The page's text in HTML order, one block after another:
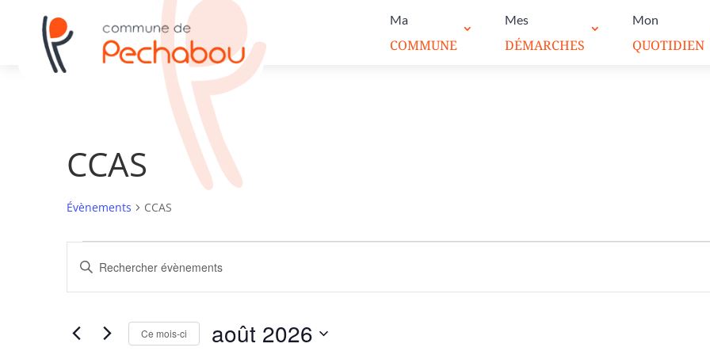
Ma
COMMUNE
Mes
DÉMARCHES
Mon
QUOTIDIEN
CCAS
Évènements CCAS
Évènements
Recherche
et
navigation
vues
Saisir
clé.
Évènements
Ce mois-ci août 2026